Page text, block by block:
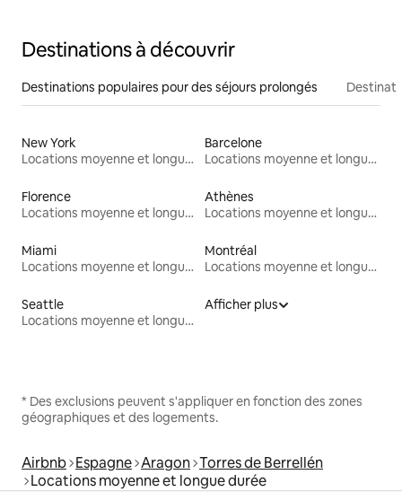
Destinations à découvrir
Destinations populaires pour des séjours prolongés
New York
Locations moyenne et longue durée
Barcelone
Locations moyenne et longue durée
Florence
Locations moyenne et longue durée
Athènes
Locations moyenne et longue durée
Miami
Locations moyenne et longue durée
Montréal
Locations moyenne et longue durée
Seattle
Locations moyenne et longue durée
Afficher plus
* Des exclusions peuvent s'appliquer en fonction des zones
géographiques et des logements.
Airbnb Espagne Aragon Torres de Berrellén
Locations moyenne et longue durée